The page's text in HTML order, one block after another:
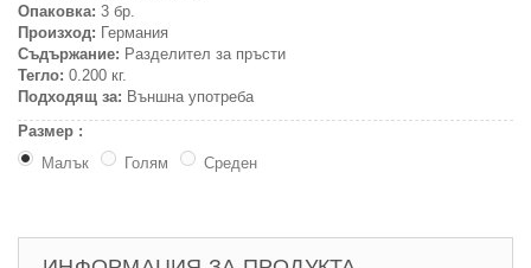
Опаковка: 3 бр.
Произход: Германия
Съдържание: Разделител за пръсти
Тегло: 0.200 кг.
Подходящ за: Външна употреба
Размер :
Малък
Голям Среден